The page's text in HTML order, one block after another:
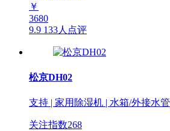
￥
3680
9.9 133人点评
松京DH02
支持 | 家用除湿机 | 水箱/外接水管
关注指数268